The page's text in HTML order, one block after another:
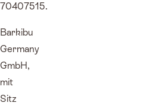
70407515.
Barkibu
Germany
GmbH,
mit
Sitz